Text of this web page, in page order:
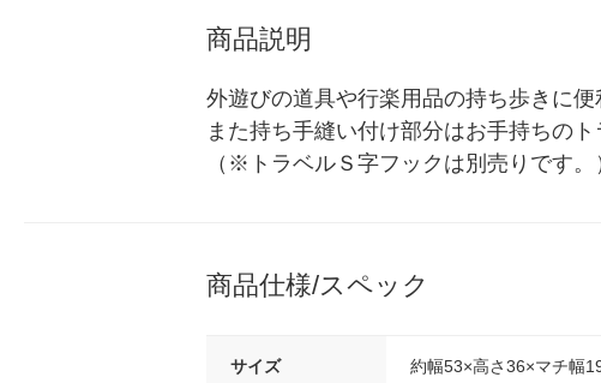
商品説明
外遊びの道具や行楽用品の持ち歩きに
また持ち手縫い付け部分はお手持ちの
（※トラベルＳ字フックは別売りです。
商品仕様/スペック
サイズ 約幅53×高さ36×マチ幅